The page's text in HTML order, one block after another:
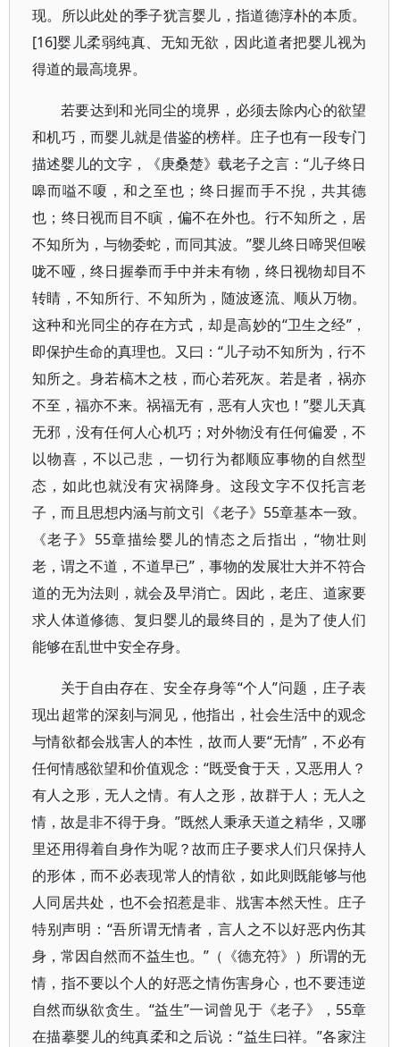
现。所以此处的季子犹言婴儿，指道德淳朴的本质。
[16]婴儿柔弱纯真、无知无欲，因此道者把婴儿视为
得道的最高境界。
若要达到和光同尘的境界，必须去除内心的欲望
和机巧，而婴儿就是借鉴的榜样。庄子也有一段专门
描述婴儿的文字，《庚桑楚》载老子之言：“儿子终日
嗥而嗌不嗄，和之至也；终日握而手不掜，共其德
也；终日视而目不瞚，偏不在外也。行不知所之，居
不知所为，与物委蛇，而同其波。”婴儿终日啼哭但喉
咙不哑，终日握拳而手中并未有物，终日视物却目不
转睛，不知所行、不知所为，随波逐流、顺从万物。
这种和光同尘的存在方式，却是高妙的“卫生之经”，
即保护生命的真理也。又曰：“儿子动不知所为，行不
知所之。身若槁木之枝，而心若死灰。若是者，祸亦
不至，福亦不来。祸福无有，恶有人灾也！”婴儿天真
无邪，没有任何人心机巧；对外物没有任何偏爱，不
以物喜，不以己悲，一切行为都顺应事物的自然型
态，如此也就没有灾祸降身。这段文字不仅托言老
子，而且思想内涵与前文引《老子》55章基本一致。
《老子》55章描绘婴儿的情态之后指出，“物壮则
老，谓之不道，不道早已”，事物的发展壮大并不符合
道的无为法则，就会及早消亡。因此，老庄、道家要
求人体道修德、复归婴儿的最终目的，是为了使人们
能够在乱世中安全存身。
关于自由存在、安全存身等“个人”问题，庄子表
现出超常的深刻与洞见，他指出，社会生活中的观念
与情欲都会戕害人的本性，故而人要“无情”，不必有
任何情感欲望和价值观念：“既受食于天，又恶用人？
有人之形，无人之情。有人之形，故群于人；无人之
情，故是非不得于身。”既然人秉承天道之精华，又哪
里还用得着自身作为呢？故而庄子要求人们只保持人
的形体，而不必表现常人的情欲，如此则既能够与他
人同居共处，也不会招惹是非、戕害本然天性。庄子
特别声明：“吾所谓无情者，言人之不以好恶内伤其
身，常因自然而不益生也。”（《德充符》）所谓的无
情，指不要以个人的好恶之情伤害身心，也不要违逆
自然而纵欲贪生。“益生”一词曾见于《老子》，55章
在描摹婴儿的纯真柔和之后说：“益生曰祥。”各家注